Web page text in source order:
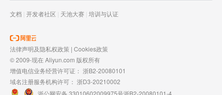
文档 | 开发者社区 | 天池大赛 | 培训与认证
法律声明及隐私权政策 | Cookies政策
© 2009-现在 Aliyun.com 版权所有
增值电信业务经营许可证： 浙B2-20080101
域名注册服务机构许可： 浙D3-20210002
浙公网安备 33010602009975号浙B2-20080101-4